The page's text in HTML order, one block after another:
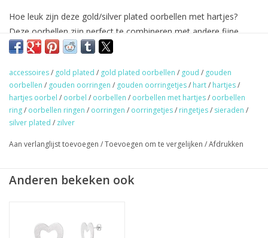
Hoe leuk zijn deze gold/silver plated oorbellen met hartjes?
Deze oorbellen zijn perfect te combineren met andere fijne
oorbelletjes. Maak je eigen ear-party!
★GRATISverzending vanaf €50,- (NL)
★ Sieraden & haaraccessoires verzending €1,95 (NL)
★ Werkdagen voor 17:00 uur besteld = zelfde dag verzonden
★ Veilig en snel betalen
accessoires/ gold plated / gold plated oorbellen / goud / gouden
oorbellen / gouden oorringen / gouden oorringetjes/ hart/ hartjes/
hartjes oorbel / oorbel / oorbellen / oorbellen met hartjes/ oorbellen
ring/ oorbellen ringen / oorringen / oorringetjes/ ringetjes/ sieraden /
silver plated / zilver
Aan verlanglijst toevoegen /Toevoegen om te vergelijken /Afdrukken
Anderen bekeken ook